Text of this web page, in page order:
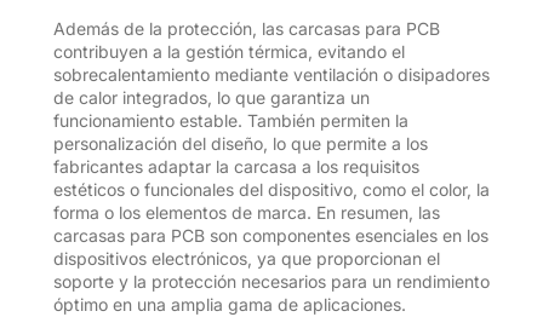
Además de la protección, las carcasas para PCB
contribuyen a la gestión térmica, evitando el
sobrecalentamiento mediante ventilación o disipadores
de calor integrados, lo que garantiza un
funcionamiento estable. También permiten la
personalización del diseño, lo que permite a los
fabricantes adaptar la carcasa a los requisitos
estéticos o funcionales del dispositivo, como el color, la
forma o los elementos de marca. En resumen, las
carcasas para PCB son componentes esenciales en los
dispositivos electrónicos, ya que proporcionan el
soporte y la protección necesarios para un rendimiento
óptimo en una amplia gama de aplicaciones.